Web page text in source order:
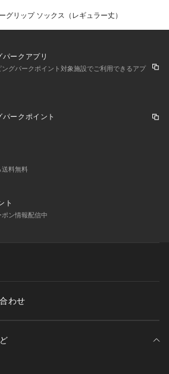
リップ ソックス（レギュラー丈）
ークアプリ
グパークポイント対象施設でご利用できるアプ
ークポイント
送料無料
ト
ン情報配信中
わせ